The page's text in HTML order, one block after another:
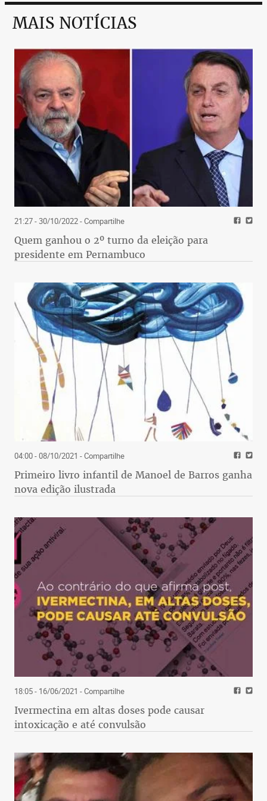
MAIS NOTÍCIAS
21:27 - 30/10/2022- Compartilhe
Quem ganhou o 2º turno da eleição para
presidente em Pernambuco
04:00 - 08/10/2021 - Compartilhe
Primeiro livro infantil de Manoel de Barros ganha
nova edição ilustrada
18:05 - 16/06/2021 - Compartilhe
Ivermectina em altas doses pode causar
intoxicação e até convulsão